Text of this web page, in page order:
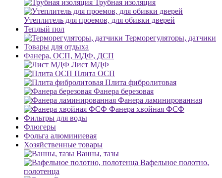
Трубная изоляция
Утеплитель для проемов, для обивки дверей
Теплый пол
Терморегуляторы, датчики
Товары для отдыха
Фанера, ОСП, МДФ, ДСП
Лист МДФ
Плита ОСП
Плита фибролитовая
Фанера березовая
Фанера ламинированная
Фанера хвойная ФСФ
Фильтры для воды
Флюгеры
Фольга алюминиевая
Хозяйственные товары
Ванны, тазы
Вафельное полотно,
полотенца